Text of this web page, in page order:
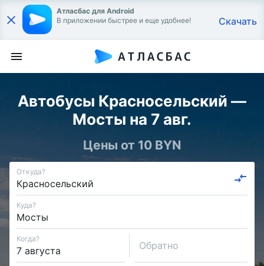
Атласбас для Android
В приложении быстрее и еще удобнее!
Скачать
Автобусы Красносельский —
Мосты на 7 авг.
Цены от 10 BYN
Откуда?
Куда?
Когда?
Обратно